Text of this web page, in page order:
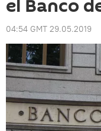
el Banco
04:54 GMT 29.05.2019